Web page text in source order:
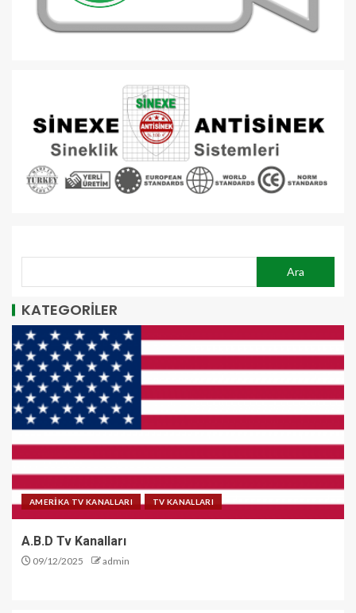
Ara
KATEGORİLER
AMERİKA TV KANALLARI TV KANALLARI
A.B.D Tv Kanalları
09/12/2025 admin